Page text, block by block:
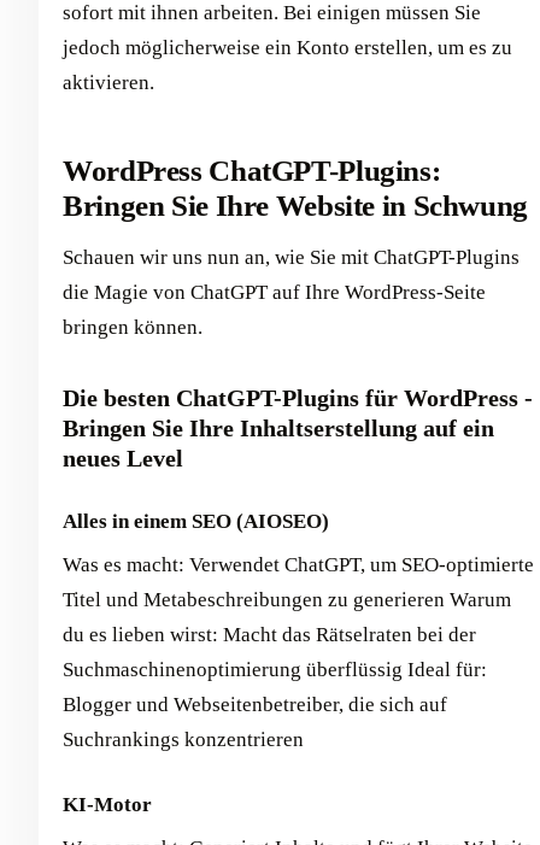
sofort mit ihnen arbeiten. Bei einigen müssen Sie
jedoch möglicherweise ein Konto erstellen, um es zu
aktivieren.
WordPress ChatGPT-Plugins:
Bringen Sie Ihre Website in Schwung
Schauen wir uns nun an, wie Sie mit ChatGPT-Plugins
die Magie von ChatGPT auf Ihre WordPress-Seite
bringen können.
Die besten ChatGPT-Plugins für WordPress -
Bringen Sie Ihre Inhaltserstellung auf ein
neues Level
Alles in einem SEO (AIOSEO)
Was es macht: Verwendet ChatGPT, um SEO-optimierte
Titel und Metabeschreibungen zu generieren Warum
du es lieben wirst: Macht das Rätselraten bei der
Suchmaschinenoptimierung überflüssig Ideal für:
Blogger und Webseitenbetreiber, die sich auf
Suchrankings konzentrieren
KI-Motor